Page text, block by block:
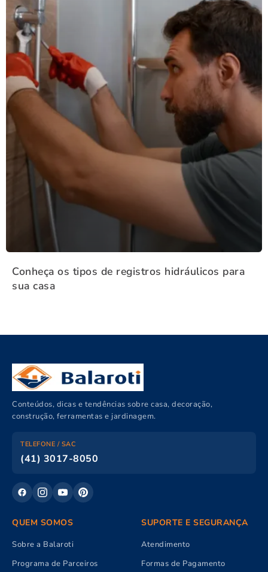
Conheça os tipos de registros hidráulicos para
sua casa
Conteúdos, dicas e tendências sobre casa, decoração,
construção, ferramentas e jardinagem.
TELEFONE / SAC
(41) 3017-8050
QUEM SOMOS
Sobre a Balaroti
Programa de Parceiros
SUPORTE E SEGURANÇA
Atendimento
Formas de Pagamento